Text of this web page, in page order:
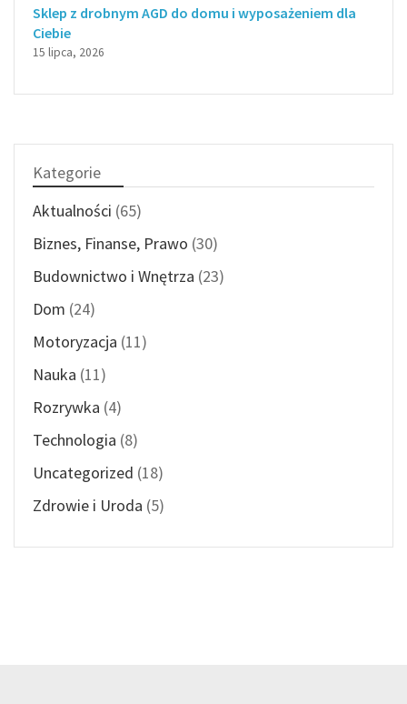
Sklep z drobnym AGD do domu i wyposażeniem dla
Ciebie
15 lipca, 2026
Kategorie
Aktualności (65)
Biznes, Finanse, Prawo (30)
Budownictwo i Wnętrza (23)
Dom (24)
Motoryzacja (11)
Nauka (11)
Rozrywka (4)
Technologia (8)
Uncategorized (18)
Zdrowie i Uroda (5)